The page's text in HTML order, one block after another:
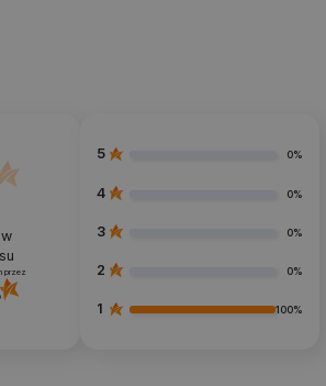
przez
5 0%
4 0%
3 0%
2 0%
1 100%